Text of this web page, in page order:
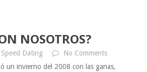
NOSOTROS?
Speed Dating
No Comments
un invierno del 2008 con las ganas,